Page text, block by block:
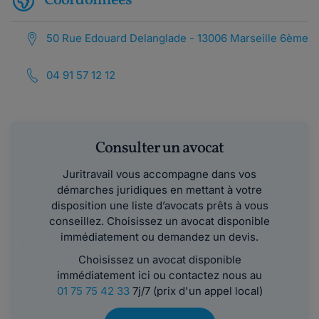
50 Rue Edouard Delanglade - 13006 Marseille 6ème
04 91 57 12 12
Consulter un avocat
Juritravail vous accompagne dans vos
démarches juridiques en mettant à votre
disposition une liste d’avocats prêts à vous
conseillez. Choisissez un avocat disponible
immédiatement ou demandez un devis.
Choisissez un avocat disponible
immédiatement ici ou contactez nous au
01 75 75 42 337j/7 (prix d'un appel local)